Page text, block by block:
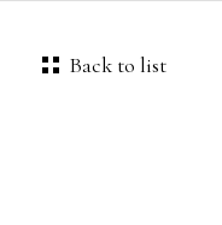
Back to list